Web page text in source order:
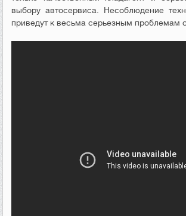
выбору автосервиса. Несоблюдение
приведут к весьма серьезным проблемам